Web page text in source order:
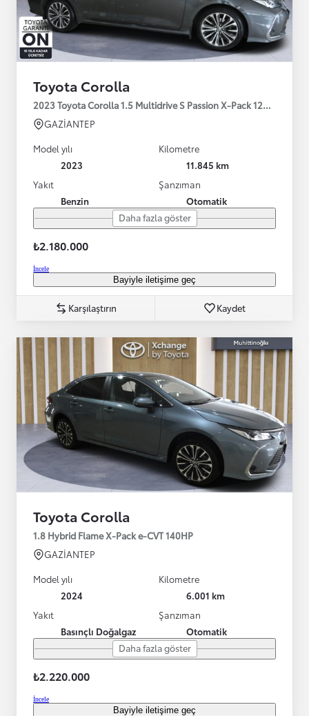
Toyota Corolla
2023 Toyota Corolla 1.5 Multidrive S Passion X-Pack 125HP
GAZİANTEP
Model yılı
2023
Kilometre
11.845 km
Yakıt
Benzin
Şanzıman
Otomatik
Daha fazla göster
₺2.180.000
İncele
Bayiyle iletişime geç
Karşılaştırın Kaydet
Toyota Corolla
1.8 Hybrid Flame X-Pack e-CVT 140HP
GAZİANTEP
Model yılı
2024
Kilometre
6.001 km
Yakıt
Basınçlı Doğalgaz
Şanzıman
Otomatik
Daha fazla göster
₺2.220.000
İncele
Bayiyle iletişime geç